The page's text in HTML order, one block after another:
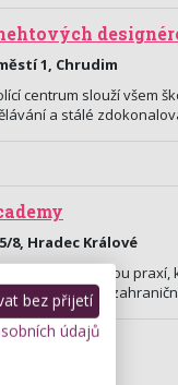
1, Chrudim
centrum slouží všem
a stálé
8, Hradec Králové
s mnohaletou
se u nejlepších
bez přijetí
údajů